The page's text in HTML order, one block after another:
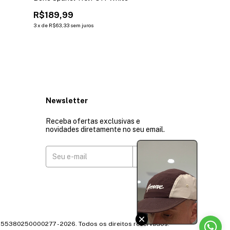
R$189,99
3x de R$63,33 sem juros
Newsletter
Receba ofertas exclusivas e
novidades diretamente no seu email.
- 2026. Todos os direitos reservados.